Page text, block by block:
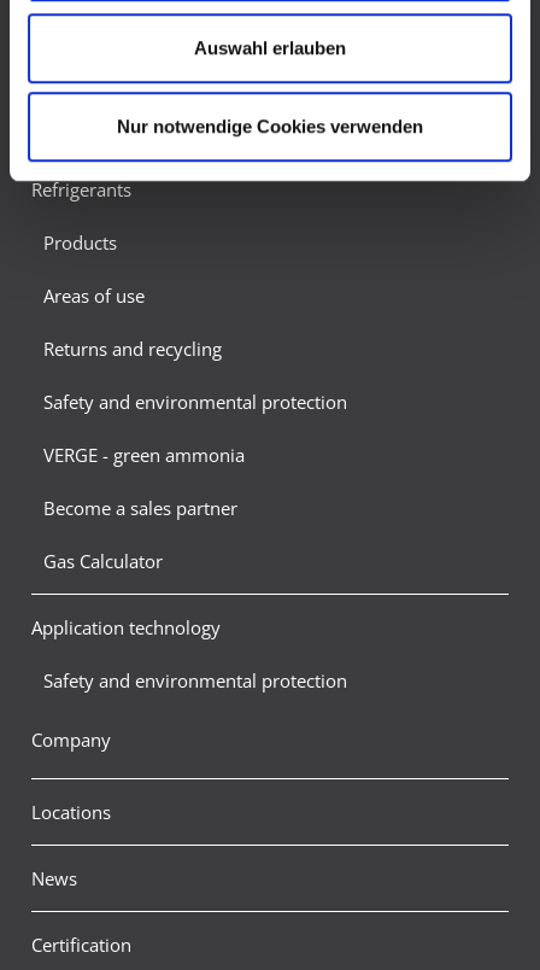
Datenschutz nach EU-Standards ein. So besteht das
Risiko, dass US-Behörden personenbezogene Daten in
Überwachungsprogrammen verarbeiten, ohne
Auswahl erlauben
Nur notwendige Cookies verwenden
Areas of use
Become a sales partner
Refrigerants
Products
Areas of use
Returns and recycling
Safety and environmental protection
VERGE - green ammonia
Become a sales partner
Gas Calculator
Application technology
Safety and environmental protection
Company
Locations
News
Certification